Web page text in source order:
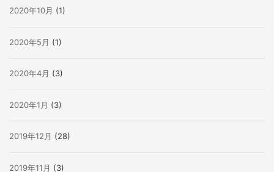
2020年10月 (1)
2020年5月 (1)
2020年4月 (3)
2020年1月 (3)
2019年12月 (28)
2019年11月 (3)